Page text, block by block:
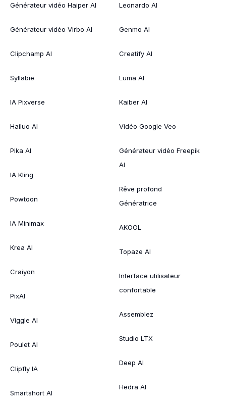
Générateur vidéo Haiper AI
Générateur vidéo Virbo AI
Clipchamp AI
Syllabie
IA Pixverse
Hailuo AI
Pika AI
IA Kling
Powtoon
IA Minimax
Krea AI
Craiyon
PixAI
Viggle AI
Poulet AI
Clipfly IA
Smartshort AI
Leonardo AI
Genmo AI
Creatify AI
Luma AI
Kaiber AI
Vidéo Google Veo
Générateur vidéo Freepik
AI
Rêve profond
Génératrice
AKOOL
Topaze AI
Interface utilisateur
confortable
Assemblez
Studio LTX
Deep AI
Hedra AI